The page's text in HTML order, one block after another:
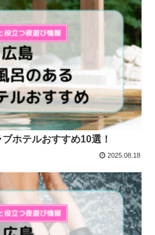
ホテルおすすめ10選！
2025.08.18